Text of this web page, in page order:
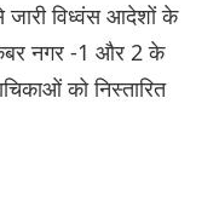
जारी विध्वंस आदेशों के
नगर -1 और 2 के
को निस्तारित